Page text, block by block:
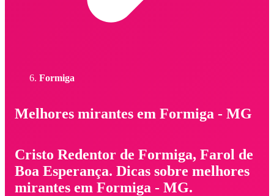
Formiga
Melhores mirantes em Formiga - MG
Cristo Redentor de Formiga, Farol de
Boa Esperança. Dicas sobre melhores
mirantes em Formiga - MG.